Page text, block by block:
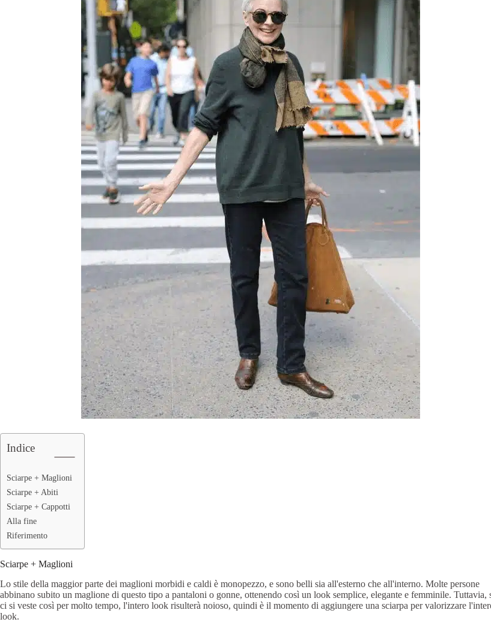
Indice
Sciarpe + Maglioni
Sciarpe + Abiti
Sciarpe + Cappotti
Alla fine
Riferimento
Sciarpe + Maglioni
Lo stile della maggior parte dei maglioni morbidi e caldi è monopezzo, e sono belli sia all'esterno che all'interno. Molte persone
abbinano subito un maglione di questo tipo a pantaloni o gonne, ottenendo così un look semplice, elegante e femminile. Tuttavia,
ci si veste così per molto tempo, l'intero look risulterà noioso, quindi è il momento di aggiungere una sciarpa per valorizzare
look.